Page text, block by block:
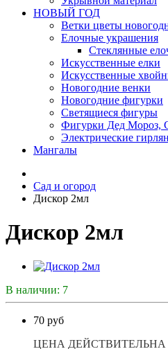
НОВЫЙ ГОД
Ветки цветы
Елочные украшения
Стеклянные
Искусственные елки
Искусственные
Новогодние венки
Новогодние фигурки
Светящиеся фигуры
Фигурки Дед Мороз,
Электрические
Мангалы
Сад и огород
Дискор 2мл
Дискор 2мл
В наличии: 7
70 руб
ЦЕНА